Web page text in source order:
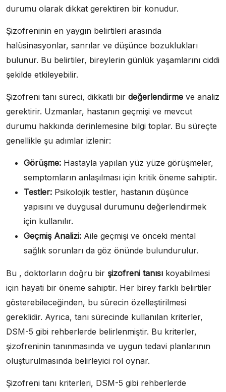
durumu olarak dikkat gerektiren bir konudur.
Şizofreninin en yaygın belirtileri arasında
halüsinasyonlar, sanrılar ve düşünce bozuklukları
bulunur. Bu belirtiler, bireylerin günlük yaşamlarını ciddi
şekilde etkileyebilir.
Şizofreni tanı süreci, dikkatli bir değerlendirme ve analiz
gerektirir. Uzmanlar, hastanın geçmişi ve mevcut
durumu hakkında derinlemesine bilgi toplar. Bu süreçte
genellikle şu adımlar izlenir:
Görüşme: Hastayla yapılan yüz yüze görüşmeler,
semptomların anlaşılması için kritik öneme sahiptir.
Testler: Psikolojik testler, hastanın düşünce
yapısını ve duygusal durumunu değerlendirmek
için kullanılır.
Geçmiş Analizi: Aile geçmişi ve önceki mental
sağlık sorunları da göz önünde bulundurulur.
Bu , doktorların doğru bir şizofreni tanısı koyabilmesi
için hayati bir öneme sahiptir. Her birey farklı belirtiler
gösterebileceğinden, bu sürecin özelleştirilmesi
gereklidir. Ayrıca, tanı sürecinde kullanılan kriterler,
DSM-5 gibi rehberlerde belirlenmiştir. Bu kriterler,
şizofreninin tanınmasında ve uygun tedavi planlarının
oluşturulmasında belirleyici rol oynar.
Şizofreni tanı kriterleri, DSM-5 gibi rehberlerde